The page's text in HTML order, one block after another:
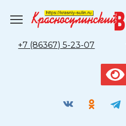
содержанию
+7 (86367) 5-23-07